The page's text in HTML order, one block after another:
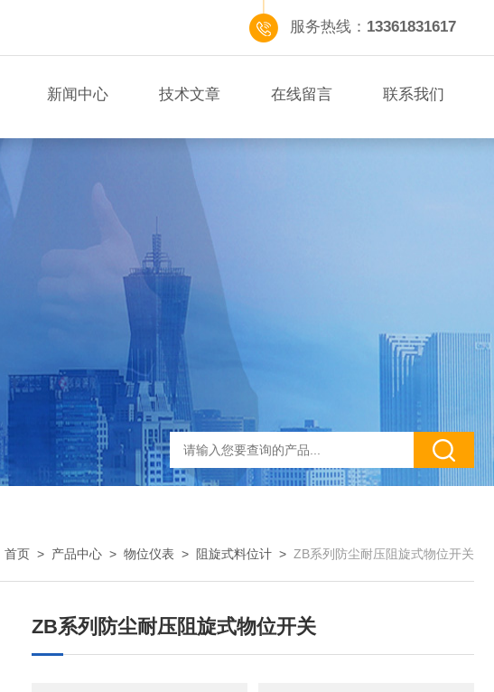
服务热线： 13361831617
新闻中心 技术文章 在线留言 联系我们
首页 > 产品中心 > 物位仪表 > 阻旋式料位计 > ZB系列防尘耐压阻旋式物位开关
ZB系列防尘耐压阻旋式物位开关